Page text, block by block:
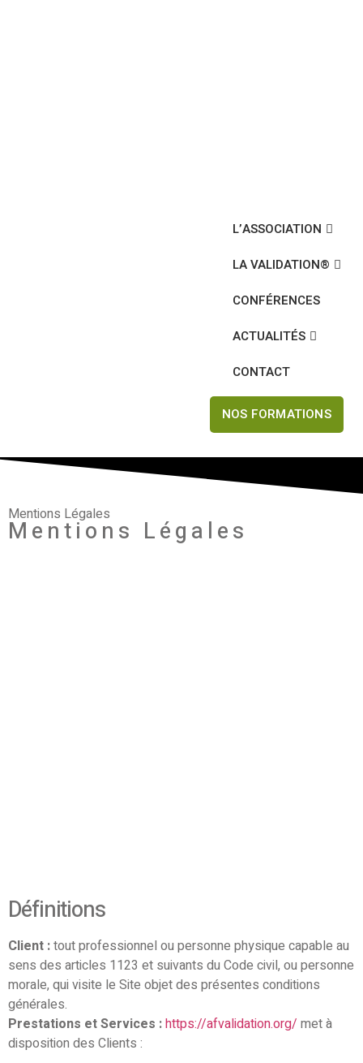
L’ASSOCIATION
LA VALIDATION®
CONFÉRENCES
ACTUALITÉS
CONTACT
NOS FORMATIONS
Mentions Légales
Mentions Légales
Définitions
Client :tout professionnel ou personne physique capable au
sens des articles 1123 et suivants du Code civil, ou personne
morale, qui visite le Site objet des présentes conditions
générales.
Prestations et Services :https://afvalidation.org/ met à
disposition des Clients :